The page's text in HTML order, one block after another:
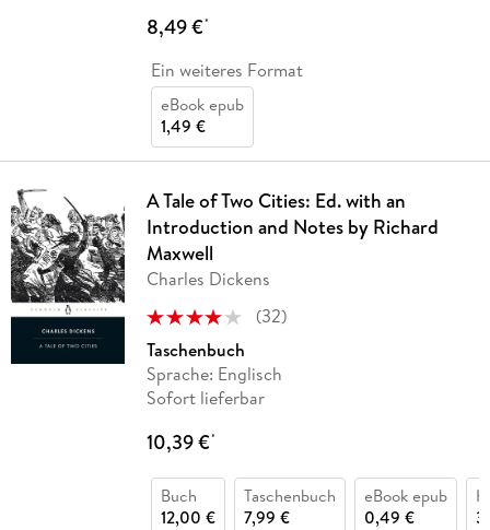
8,49 €*
Ein weiteres Format
eBook epub
1,49 €
A Tale of Two Cities: Ed. with an
Introduction and Notes by Richard
Maxwell
Charles Dickens
(32)
Taschenbuch
Sprache: Englisch
Sofort lieferbar
10,39 €*
Buch
12,00 €
Taschenbuch
7,99 €
eBook epub
0,49 €